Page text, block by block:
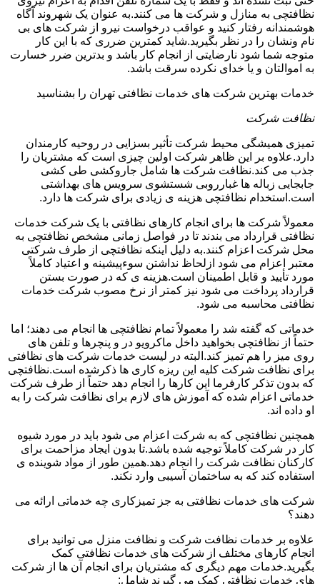
نظافتچی به منازل و شرکت ها می کنند.به عنوان یک شهروند آگاه
هوشمندانه رفتار کنید و عواقب درخواست نیرو از شرکت های بی
نام ونشان را در نظر بگیرید.شاید کمترین ضرری که با این کار
متوجه شما شود نارضایتی از انجام کار باشد و بدترین ضرر خسارت
به اموالتان و یا خدای نکرده سرقت باشد.
خدمات بهترین شرکت های خدمات نظافتی تهران را بشناسید
نظافت شرکت
تمیزی همیشگی محیط شرکت تأثیر بسزایی در روحیه کارمندان
دارد.علاوه بر این ظاهر شرکت اولین چیزی است که مشتریان را
جذب می کند.نظافت شرکت ها شامل جاروکشی طی کشی
جابجایی زباله ها غبارروبی شستشوی سرویس های بهداشتی
است.استخدام نظافتچی هزینه ی زیادی برای شرکت ها دارد.
معمولاً شرکت ها برای انجام کارهای نظافتی با یک شرکت خدمات
نظافتی قرارداد می بندند تا در فواصل زمانی مشخص نظافتچی به
محل شرکت اعزام کنند.به دلیل اینکه نظافتچی از طرف شرکتی
معتبر اعزام می شود ازلحاظ نداشتن سوءپیشینه و اعتیاد کاملاً
مورد تأیید و قابل اطمینان است.هزینه ی که در صورت بستن
قرارداد پرداخت می شود نیز کمتر از نرخ مصوب شرکت خدمات
نظافتی محاسبه می شود.
خدماتی که گفته شد را معمولاً تمام نظافتچی ها انجام می دهند؛ اما
حتماً از نظافتچی بخواهید داخل ماکرویو در و پنچرها و تلفن های
روی میز را هم تمیز کند.البته در لیست خدمات شرکت های نظافتی
برای نظافت شرکت کلیه این ریزه کاری ها ذکرشده است.نظافتچی
که بدون تذکر کارفرما این کارها را انجام دهد حتماً از طرف شرکت
خدماتی اعزام شده که آموزش های لازم برای نظافت شرکت را به
او داده اند.
همچنین نظافتچی که به شرکت اعزام می شود باید در مورد شیوه
کار در شرکت کاملاً توجیه شده باشد.تا بدون ایجاد مزاحمت برای
کارکنان نظافت شرکت را انجام دهد.همین طور از مواد شوینده ی
استفاده کند که به ساختمان آسیبی وارد نکند.
شرکت های خدمات نظافتی به جز تمیزکاری چه خدماتی ارائه می
دهند؟
علاوه بر خدمات نظافت شرکت و نظافت منزل می توانید برای
انجام کارهای مختلف از شرکت های خدمات نظافتی کمک
بگیرید.خدمات مهم دیگری که مشتریان برای انجام آن ها از شرکت
های خدمات نظافتی کمک می گیرند شامل: